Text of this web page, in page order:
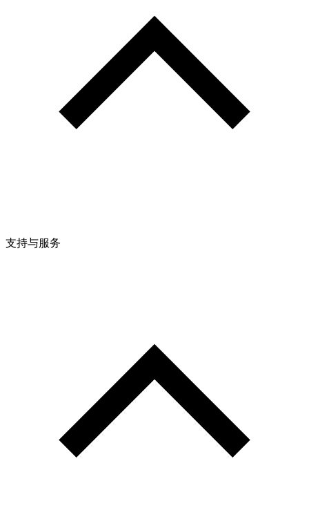
支持与服务